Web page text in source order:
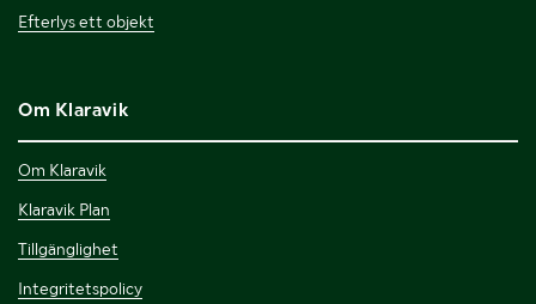
Efterlys ett objekt
Om Klaravik
Om Klaravik
Klaravik Plan
Tillgänglighet
Integritetspolicy